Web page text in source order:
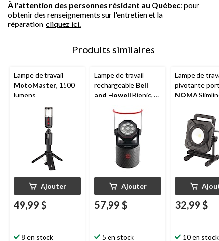
À l'attention des personnes résidant au Québec: pour
obtenir des renseignements sur l'entretien et la
réparation,cliquez ici.
Produits similaires
Lampe de travail
MotoMaster, 1500
lumens
Ajouter
49,99 $
8 en stock
Lampe de travail
rechargeable Bell
and Howell Bionic, 1
Ajouter
57,99 $
5 en stock
Lampe de
pivotante
NOMA
lumens, 15 W
32,99 $
10 en stock